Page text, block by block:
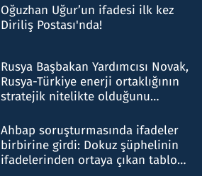
Oğuzhan Uğur’un ifadesi ilk kez
Diriliş Postası'nda!
Rusya Başbakan Yardımcısı Novak,
Rusya-Türkiye enerji ortaklığının
stratejik nitelikte olduğunu
Ahbap soruşturmasında ifadeler
birbirine girdi: Dokuz şüphelinin
ifadelerinden ortaya çıkan tablo